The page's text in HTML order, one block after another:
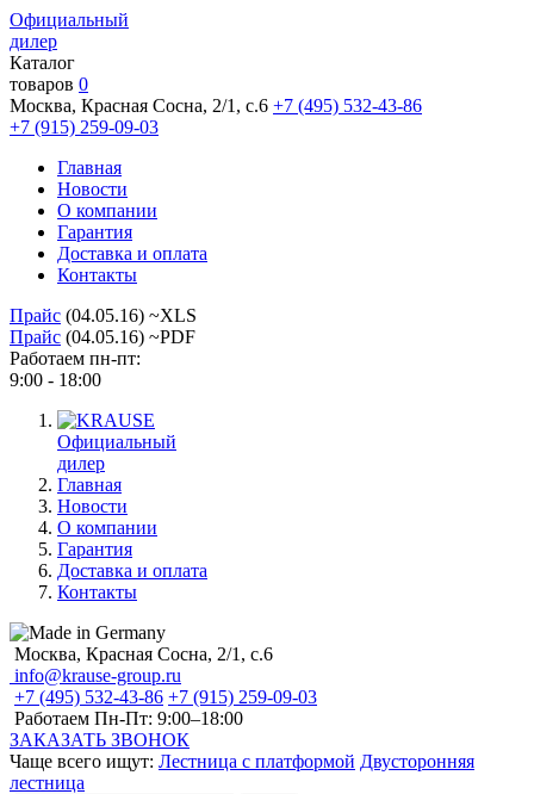
Официальный
дилер
Каталог
товаров 0
Москва, Красная Сосна, 2/1, с.6 +7 (495) 532-43-86
+7 (915) 259-09-03
Главная
Новости
О компании
Гарантия
Доставка и оплата
Контакты
Прайс (04.05.16) ~XLS
Прайс (04.05.16) ~PDF
Работаем пн-пт:
9:00 - 18:00
Официальный
дилер
Главная
Новости
О компании
Гарантия
Доставка и оплата
Контакты
Москва, Красная Сосна, 2/1, с.6
info@krause-group.ru
+7 (495) 532-43-86 +7 (915) 259-09-03
Работаем Пн-Пт: 9:00–18:00
ЗАКАЗАТЬ ЗВОНОК
Чаще всего ищут: Лестница с платформой Двусторонняя
лестница